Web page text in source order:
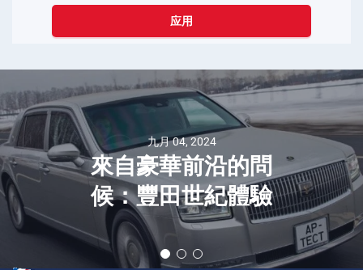
应用
九月 04, 2024
來自豪華前沿的問
候：豐田世紀體驗